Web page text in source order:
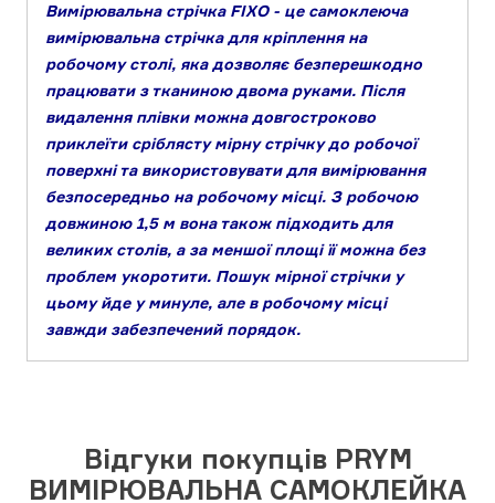
Вимірювальна стрічка FIXO - це самоклеюча
вимірювальна стрічка для кріплення на
робочому столі, яка дозволяє безперешкодно
працювати з тканиною двома руками. Після
видалення плівки можна довгостроково
приклеїти сріблясту мірну стрічку до робочої
поверхні та використовувати для вимірювання
безпосередньо на робочому місці. З робочою
довжиною 1,5 м вона також підходить для
великих столів, а за меншої площі її можна без
проблем укоротити. Пошук мірної стрічки у
цьому йде у минуле, але в робочому місці
завжди забезпечений порядок.
Відгуки покупців PRYM
ВИМІРЮВАЛЬНА САМОКЛЕЙКА